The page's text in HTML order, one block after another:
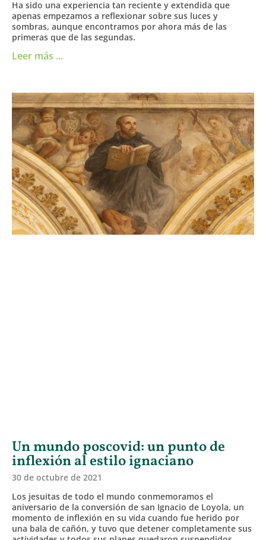
Ha sido una experiencia tan reciente y extendida que
apenas empezamos a reflexionar sobre sus luces y
sombras, aunque encontramos por ahora más de las
primeras que de las segundas.
Leer más ...
Un mundo poscovid: un punto de
inflexión al estilo ignaciano
30 de octubre de 2021
Los jesuitas de todo el mundo conmemoramos el
aniversario de la conversión de san Ignacio de Loyola, un
momento de inflexión en su vida cuando fue herido por
una bala de cañón, y tuvo que detener completamente sus